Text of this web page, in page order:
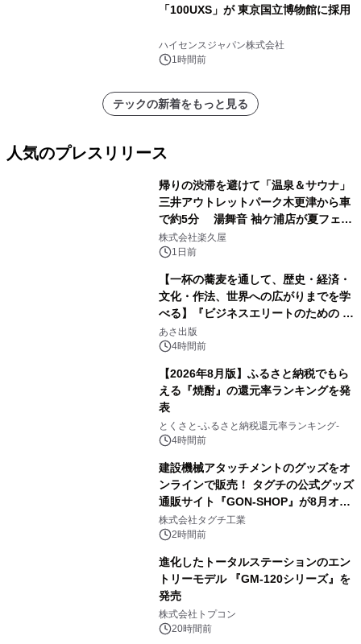
「100UXS」が 東京国立博物館に採用
ハイセンスジャパン株式会社
1時間前
テックの新着をもっと見る
人気のプレスリリース
帰りの渋滞を避けて「温泉＆サウナ」
三井アウトレットパーク木更津から車
で約5分 湯舞音 袖ケ浦店が夏フェア
メニューを提供
株式会社楽久屋
1日前
【一杯の蕎麦を通して、歴史・経済・
文化・作法、世界への広がりまでを学
べる】『ビジネスエリートのための 教
養としての蕎麦』2026年8月25日
（火）発売
あさ出版
4時間前
【2026年8月版】ふるさと納税でもら
える『焼酎』の還元率ランキングを発
表
とくさと-ふるさと納税還元率ランキング-
4時間前
建設機械アタッチメントのグッズをオ
ンラインで販売！ タグチの公式グッズ
通販サイト『GON-SHOP』が8月オー
プン
株式会社タグチ工業
2時間前
進化したトータルステーションのエン
トリーモデル 『GM-120シリーズ』を
発売
株式会社トプコン
20時間前